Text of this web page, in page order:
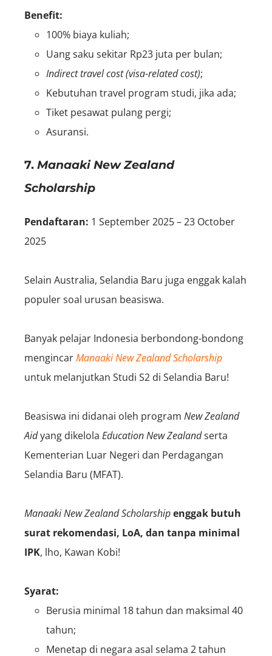
Benefit:
100% biaya kuliah;
Uang saku sekitar Rp23 juta per bulan;
Indirect travel cost (visa-related cost);
Kebutuhan travel program studi, jika ada;
Tiket pesawat pulang pergi;
Asuransi.
7. Manaaki New Zealand
Scholarship
Pendaftaran: 1 September 2025 – 23 October
2025
Selain Australia, Selandia Baru juga enggak kalah
populer soal urusan beasiswa.
Banyak pelajar Indonesia berbondong-bondong
mengincarManaaki New Zealand Scholarship
untuk melanjutkan Studi S2 di Selandia Baru!
Beasiswa ini didanai oleh program New Zealand
Aidyang dikelola Education New Zealandserta
Kementerian Luar Negeri dan Perdagangan
Selandia Baru (MFAT).
Manaaki New Zealand Scholarshipenggak butuh
surat rekomendasi, LoA, dan tanpa minimal
IPK, lho, Kawan Kobi!
Syarat:
Berusia minimal 18 tahun dan maksimal 40
tahun;
Menetap di negara asal selama 2 tahun